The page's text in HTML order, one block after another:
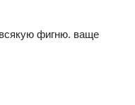
фигню. ваще